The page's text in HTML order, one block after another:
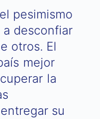
pesimismo
desconfiar
otros. El
mejor
la
su